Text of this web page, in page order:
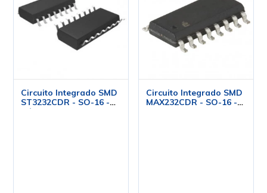
Circuito Integrado SMD
ST3232CDR - SO-16 -
Cód. Loja 4487 - ST
Circuito Integrado SMD
MAX232CDR - SO-16 -